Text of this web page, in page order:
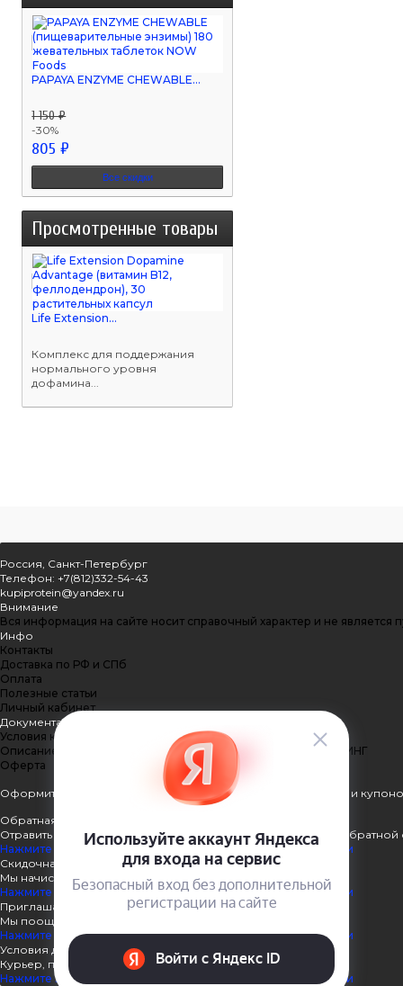
PAPAYA ENZYME CHEWABLE...
1 150 ₽
-30%
805 ₽
Все скидки
Просмотренные товары
Life Extension...
Комплекс для поддержания
нормального уровня
дофамина...
Россия, Санкт-Петербург
Телефон: +7(812)332-54-43
kupiprotein@yandex.ru
Внимание
Вся информация на сайте носит справочный характер и не
Инфо
Контакты
Доставка по РФ и СПб
Оплата
Полезные статьи
Личный кабинет
Документация
Условия конфиденциальности
Описание процесса передачи данных ПЭЙКИПЕР-ПРОЦЕССИНГ
Оферта
Оформить подписку Подпишитесь на рассылку наших акций и
Обратная связь
Отравить нам сообщение или задать вопрос через форму обратной
Нажмите здесь для получения дополнительной информации
Скидочная система
Мы начисляем кэшбэк с покупок
Нажмите здесь для получения дополнительной информации
Приглашаем к партнёрству
Мы поощеряем наших партнёров
Нажмите здесь для получения дополнительной информации
Условия доставки
Курьер, пункты выдачи, Почта России
Нажмите здесь для получения дополнительной информации